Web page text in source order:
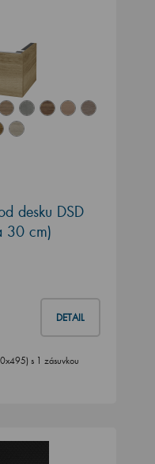
desku DSD
30 cm)
DETAIL
s 1 zásuvkou